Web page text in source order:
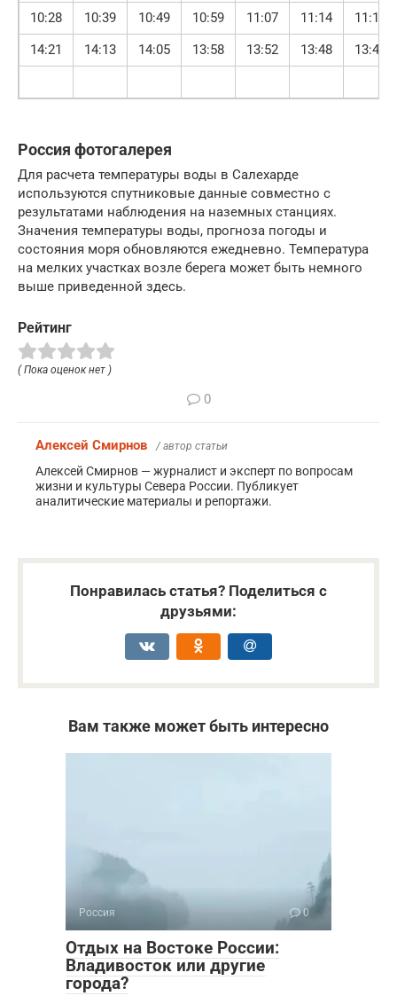
10:28 10:39 10:49 10:59 11:07 11:14
11:18
14:21
14:13 14:05 13:58 13:52 13:48 13:47
Россия фотогалерея
Для расчета температуры воды в Салехарде
используются спутниковые данные совместно с
результатами наблюдения на наземных станциях.
Значения температуры воды, прогноза погоды и
состояния моря обновляются ежедневно. Температура
на мелких участках возле берега может быть немного
выше приведенной здесь.
Рейтинг
( Пока оценок нет )
0
Алексей Смирнов / автор статьи
Алексей Смирнов — журналист и эксперт по вопросам
жизни и культуры Севера России. Публикует
аналитические материалы и репортажи.
Понравилась статья? Поделиться с
друзьями:
Вам также может быть интересно
Россия 0
Отдых на Востоке России:
Владивосток или другие
города?